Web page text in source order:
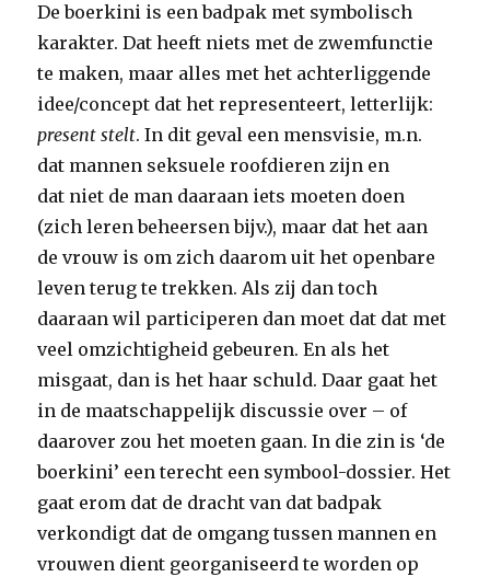
De boerkini is een badpak met symbolisch
karakter. Dat heeft niets met de zwemfunctie
te maken, maar alles met het achterliggende
idee/concept dat het representeert, letterlijk:
present stelt. In dit geval een mensvisie, m.n.
dat mannen seksuele roofdieren zijn en
dat niet de man daaraan iets moeten doen
(zich leren beheersen bijv.), maar dat het aan
de vrouw is om zich daarom uit het openbare
leven terug te trekken. Als zij dan toch
daaraan wil participeren dan moet dat dat met
veel omzichtigheid gebeuren. En als het
misgaat, dan is het haar schuld. Daar gaat het
in de maatschappelijk discussie over – of
daarover zou het moeten gaan. In die zin is ‘de
boerkini’ een terecht een symbool-dossier. Het
gaat erom dat de dracht van dat badpak
verkondigt dat de omgang tussen mannen en
vrouwen dient georganiseerd te worden op